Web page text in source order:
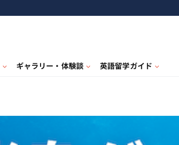
ギャラリー・体験談 英語留学ガイド